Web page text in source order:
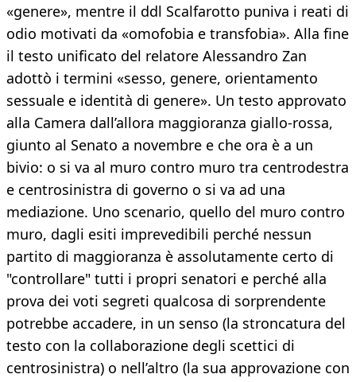
«genere», mentre il ddl Scalfarotto puniva i reati di
odio motivati da «omofobia e transfobia». Alla fine
il testo unificato del relatore Alessandro Zan
adottò i termini «sesso, genere, orientamento
sessuale e identità di genere». Un testo approvato
alla Camera dall’allora maggioranza giallo-rossa,
giunto al Senato a novembre e che ora è a un
bivio: o si va al muro contro muro tra centrodestra
e centrosinistra di governo o si va ad una
mediazione. Uno scenario, quello del muro contro
muro, dagli esiti imprevedibili perché nessun
partito di maggioranza è assolutamente certo di
"controllare" tutti i propri senatori e perché alla
prova dei voti segreti qualcosa di sorprendente
potrebbe accadere, in un senso (la stroncatura del
testo con la collaborazione degli scettici di
centrosinistra) o nell’altro (la sua approvazione con